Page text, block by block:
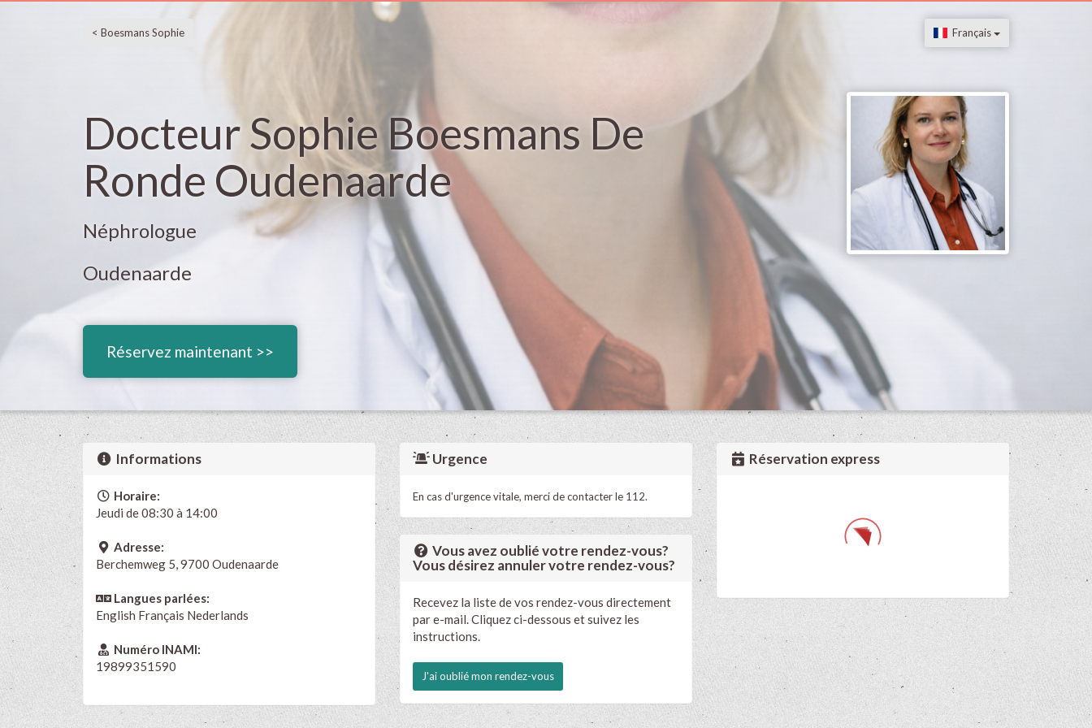
< Boesmans Sophie Français
Docteur Sophie Boesmans De
Ronde Oudenaarde
Néphrologue
Oudenaarde
Réservez maintenant >>
Informations
Horaire:
Jeudi de 08:30 à 14:00
Adresse:
Berchemweg 5, 9700 Oudenaarde
Langues parlées:
English Français Nederlands
Numéro INAMI:
19899351590
Urgence
En cas d'urgence vitale, merci de contacter le 112.
Vous avez oublié votre rendez-vous?
Vous désirez annuler votre rendez-vous?
Recevez la liste de vos rendez-vous directement
par e-mail. Cliquez ci-dessous et suivez les
instructions.
J'ai oublié mon rendez-vous
Réservation express